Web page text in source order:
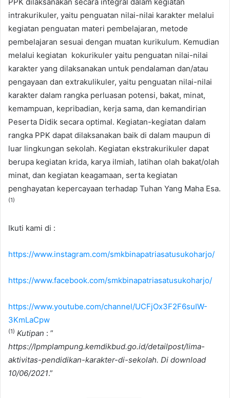
intrakurikuler, yaitu penguatan nilai-nilai karakter melalui
kegiatan penguatan materi pembelajaran, metode
pembelajaran sesuai dengan muatan kurikulum. Kemudian
melalui kegiatan kokurikuler yaitu penguatan nilai-nilai
karakter yang dilaksanakan untuk pendalaman dan/atau
pengayaan dan extrakulikuler, yaitu penguatan nilai-nilai
karakter dalam rangka perluasan potensi, bakat, minat,
kemampuan, kepribadian, kerja sama, dan kemandirian
Peserta Didik secara optimal. Kegiatan-kegiatan dalam
rangka PPK dapat dilaksanakan baik di dalam maupun di
luar lingkungan sekolah. Kegiatan ekstrakurikuler dapat
berupa kegiatan krida, karya ilmiah, latihan olah bakat/olah
minat, dan kegiatan keagamaan, serta kegiatan
penghayatan kepercayaan terhadap Tuhan Yang Maha Esa.
(1)
Ikuti kami di :
https://www.instagram.com/smkbinapatriasatusukoharjo/
https://www.facebook.com/smkbinapatriasatusukoharjo/
https://www.youtube.com/channel/UCFjOx3F2F6suIW-
3KmLaCpw
(1) Kutipan : ”
https://lpmplampung.kemdikbud.go.id/detailpost/lima-
aktivitas-pendidikan-karakter-di-sekolah. Di download
10/06/2021.”